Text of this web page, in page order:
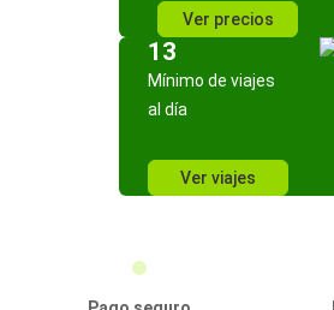
Ver precios
13
Mínimo de viajes
al día
Ver viajes